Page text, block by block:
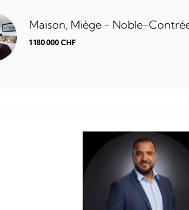
Maison, Miège - Noble-
1 180 000 CHF